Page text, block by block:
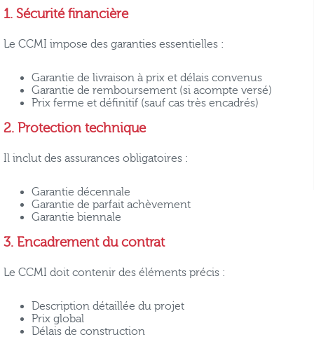
1. Sécurité financière
Le CCMI impose des garanties essentielles :
Garantie de livraison à prix et délais convenus
Garantie de remboursement (si acompte versé)
Prix ferme et définitif (sauf cas très encadrés)
2. Protection technique
Il inclut des assurances obligatoires :
Garantie décennale
Garantie de parfait achèvement
Garantie biennale
3. Encadrement du contrat
Le CCMI doit contenir des éléments précis :
Description détaillée du projet
Prix global
Délais de construction